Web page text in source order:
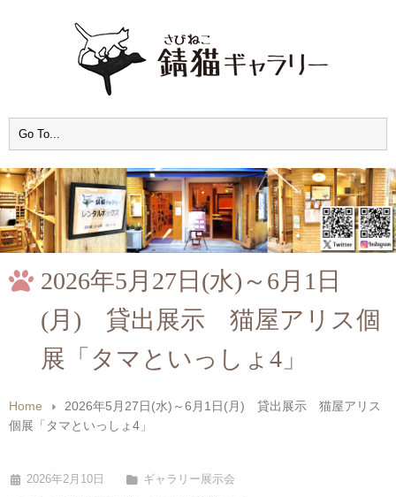
Home
2026年5月27日(水)～6月1日(月) 貸出展示 猫屋アリス
個展「タマといっしょ4」
2026年5月27日(水)～6月1日
(月) 貸出展示 猫屋アリス個
展「タマといっしょ4」
2026年2月10日 ギャラリー展示会